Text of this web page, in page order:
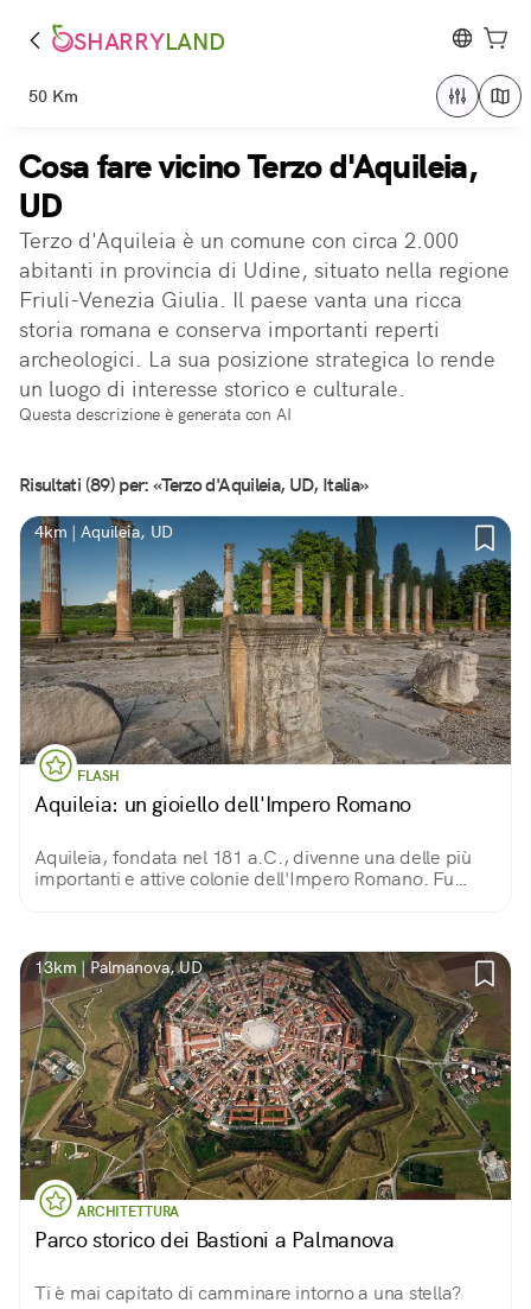
SHARRYLAND
50 Km
Cosa fare vicino Terzo d'Aquileia,
UD
Terzo d'Aquileia è un comune con circa 2.000
abitanti in provincia di Udine, situato nella regione
Friuli-Venezia Giulia. Il paese vanta una ricca
storia romana e conserva importanti reperti
archeologici. La sua posizione strategica lo rende
un luogo di interesse storico e culturale.
Questa descrizione è generata con AI
Risultati (89) per: «Terzo d'Aquileia, UD, Italia»
4km | Aquileia, UD
FLASH
Aquileia: un gioiello dell'Impero Romano
Aquileia, fondata nel 181 a.C., divenne una delle più
importanti e attive colonie dell'Impero Romano. Fu
13km | Palmanova, UD
ARCHITETTURA
Parco storico dei Bastioni a Palmanova
Ti è mai capitato di camminare intorno a una stella?